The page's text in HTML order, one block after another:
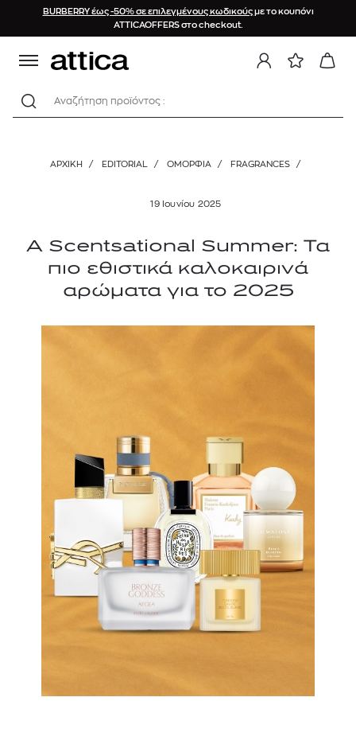
BURBERRY έως -50% σε επιλεγμένους κωδικούςμε το κουπόνι
ATTICAOFFERS στο checkout.
Αναζήτηση προϊόντος :
ΑΡΧΙΚΉ / EDITORIAL / ΟΜΟΡΦΙΑ / FRAGRANCES /
19 Ιουνίου 2025
A Scentsational Summer: Τα
πιο εθιστικά καλοκαιρινά
αρώματα για το 2025